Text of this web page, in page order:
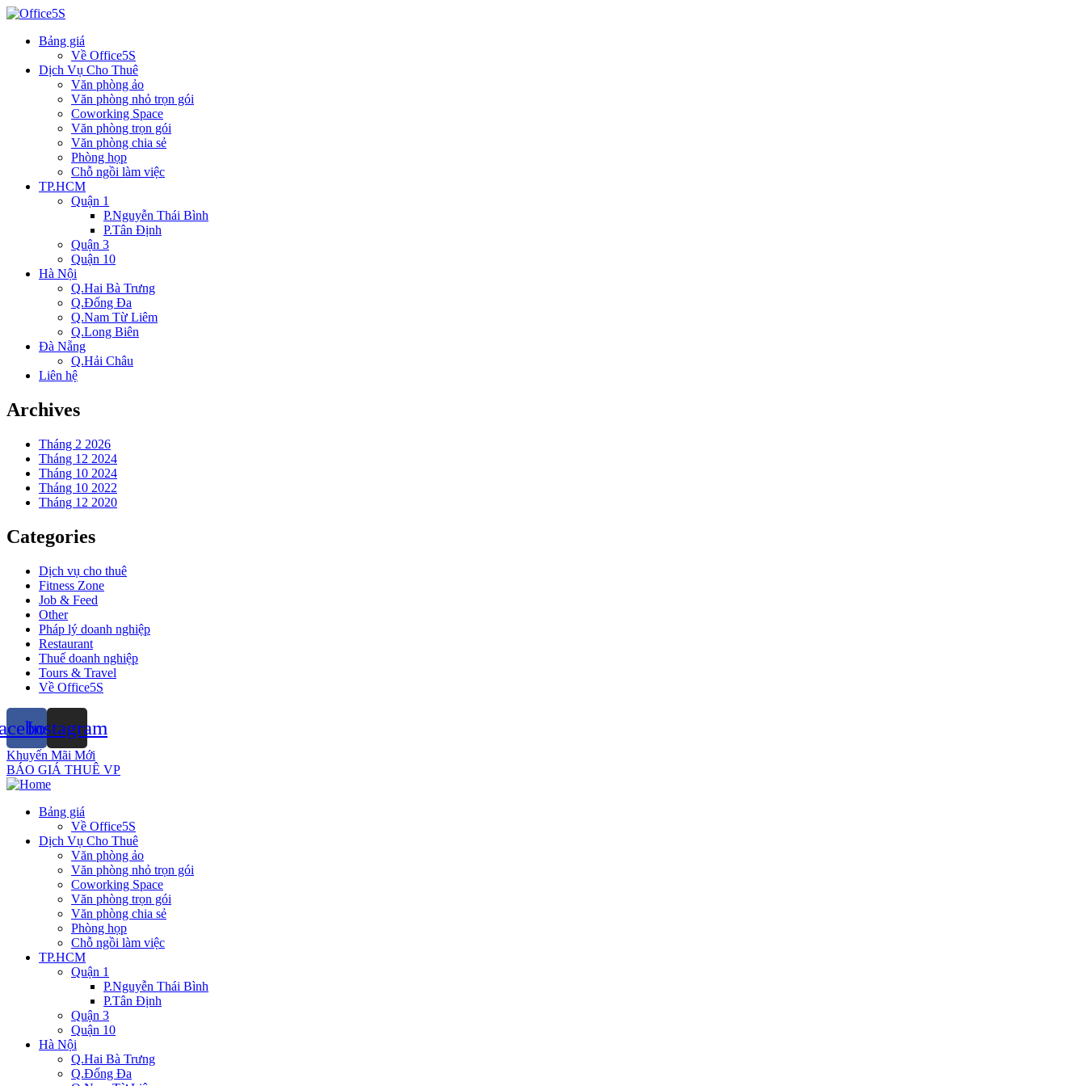
Bảng giá
Về Office5S
Dịch Vụ Cho Thuê
Văn phòng ảo
Văn phòng nhỏ trọn gói
Coworking Space
Văn phòng trọn gói
Văn phòng chia sẻ
Phòng họp
Chỗ ngồi làm việc
TP.HCM
Quận 1
P.Nguyễn Thái Bình
P.Tân Định
Quận 3
Quận 10
Hà Nội
Q.Hai Bà Trưng
Q.Đống Đa
Q.Nam Từ Liêm
Q.Long Biên
Đà Nẵng
Q.Hải Châu
Liên hệ
Archives
Tháng 2 2026
Tháng 12 2024
Tháng 10 2024
Tháng 10 2022
Tháng 12 2020
Categories
Dịch vụ cho thuê
Fitness Zone
Job & Feed
Other
Pháp lý doanh nghiệp
Restaurant
Thuế doanh nghiệp
Tours & Travel
Về Office5S
Instagram
Khuyến Mãi Mới
BÁO GIÁ THUÊ VP
Bảng giá
Về Office5S
Dịch Vụ Cho Thuê
Văn phòng ảo
Văn phòng nhỏ trọn gói
Coworking Space
Văn phòng trọn gói
Văn phòng chia sẻ
Phòng họp
Chỗ ngồi làm việc
TP.HCM
Quận 1
P.Nguyễn Thái Bình
P.Tân Định
Quận 3
Quận 10
Hà Nội
Q.Hai Bà Trưng
Q.Đống Đa